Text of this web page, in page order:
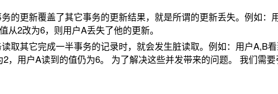
的更新覆盖了其它事务的更新结果，就是所谓的更新丢失。例如：
从2改为6，则用户A丢失了他的更新。
取其它完成一半事务的记录时，就会发生脏读取。例如：用户A,B
，用户A读到的值仍为6。 为了解决这些并发带来的问题。 我们需